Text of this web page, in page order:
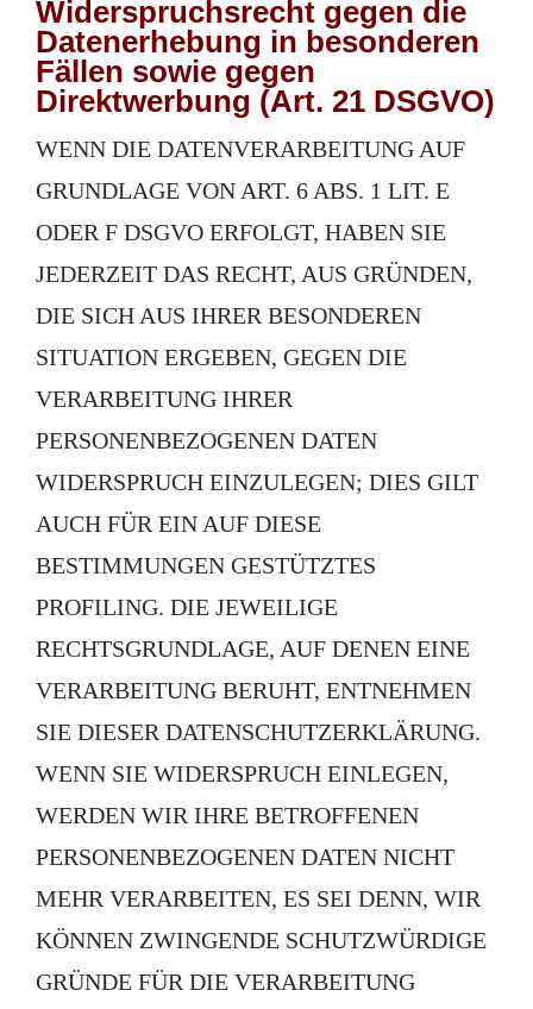
Widerspruchsrecht gegen die
Datenerhebung in besonderen
Fällen sowie gegen
Direktwerbung (Art. 21 DSGVO)
WENN DIE DATENVERARBEITUNG AUF
GRUNDLAGE VON ART. 6 ABS. 1 LIT. E
ODER F DSGVO ERFOLGT, HABEN SIE
JEDERZEIT DAS RECHT, AUS GRÜNDEN,
DIE SICH AUS IHRER BESONDEREN
SITUATION ERGEBEN, GEGEN DIE
VERARBEITUNG IHRER
PERSONENBEZOGENEN DATEN
WIDERSPRUCH EINZULEGEN; DIES GILT
AUCH FÜR EIN AUF DIESE
BESTIMMUNGEN GESTÜTZTES
PROFILING. DIE JEWEILIGE
RECHTSGRUNDLAGE, AUF DENEN EINE
VERARBEITUNG BERUHT, ENTNEHMEN
SIE DIESER DATENSCHUTZERKLÄRUNG.
WENN SIE WIDERSPRUCH EINLEGEN,
WERDEN WIR IHRE BETROFFENEN
PERSONENBEZOGENEN DATEN NICHT
MEHR VERARBEITEN, ES SEI DENN, WIR
KÖNNEN ZWINGENDE SCHUTZWÜRDIGE
GRÜNDE FÜR DIE VERARBEITUNG